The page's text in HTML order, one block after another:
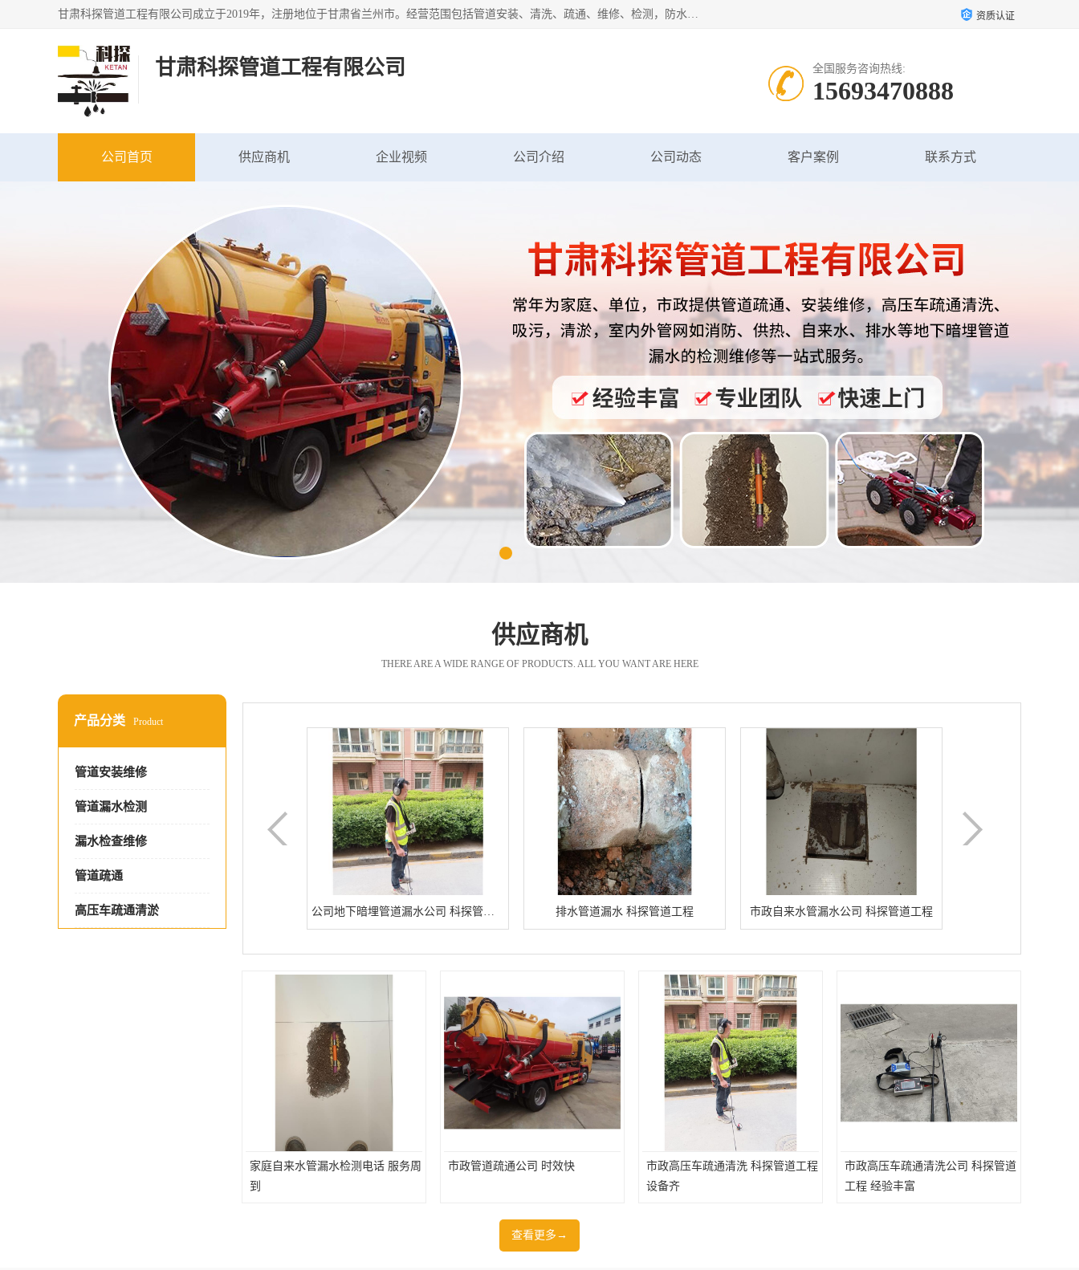
甘肃科探管道工程有限公司成立于2019年，注册地位于甘肃省兰州市。经营范围包括管道安装、清洗、疏通、维修、检测，防水工程，工程钻孔，化粪池清理，暖气安装，给排水管道安装维修，室内外管道如消防、供水、供热管道漏水检测定位，室内外防水堵漏等。 资质认证
甘肃科探管道工程有限公司 全国服务咨询热线:
15693470888
公司首页 供应商机 企业视频 公司介绍 公司动态 客户案例 联系方式
供应商机
THERE ARE A WIDE RANGE OF PRODUCTS. ALL YOU WANT ARE HERE
产品分类 Product
管道安装维修
管道漏水检测
漏水检查维修
管道疏通
高压车疏通清淤 公司地下暗埋管道漏水公司 科探管道工程 排水管道漏水 科探管道工程 市政自来水管漏水公司 科探管道工程
家庭自来水管漏水检测电话 服务周
到
市政管道疏通公司 时效快
市政高压车疏通清洗 科探管道工程
设备齐
市政高压车疏通清洗公司 科探管道
工程 经验丰富
查看更多→